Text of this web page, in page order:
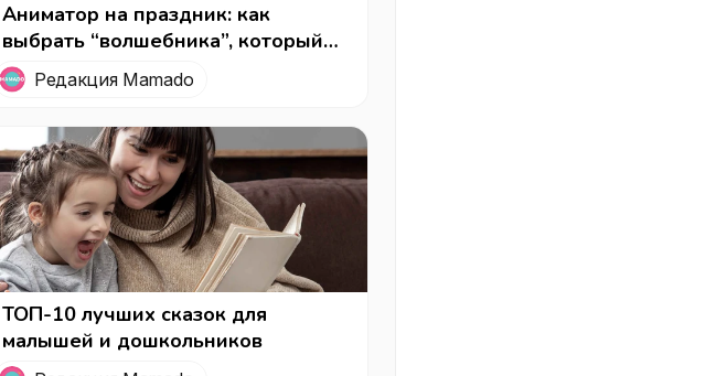
Аниматор на праздник: как
выбрать “волшебника”, который
сделает детский день
незабываемым!
Редакция Mamado
ТОП-10 лучших сказок для
малышей и дошкольников